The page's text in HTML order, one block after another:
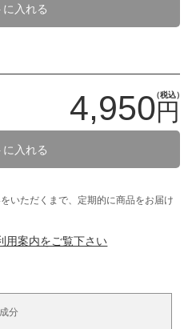
に入れる
4,950円
（税込）
に入れる
いただくまで、定期的に商品をお届け
用案内をご覧下さい
成分